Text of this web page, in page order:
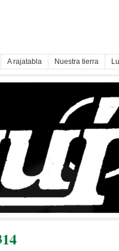
A rajatabla Nuestra tierra